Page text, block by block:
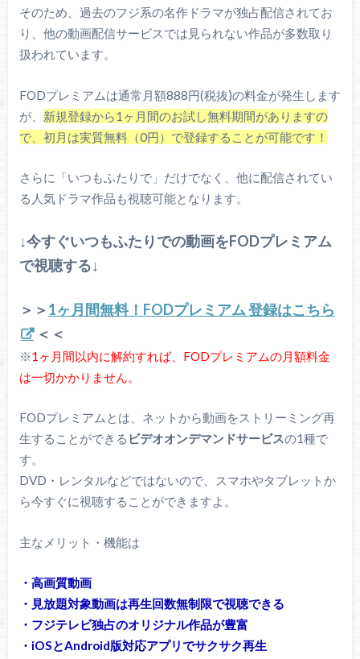
そのため、過去のフジ系の名作ドラマが独占配信されてお
り、他の動画配信サービスでは見られない作品が多数取り
扱われています。
FODプレミアムは通常月額888円(税抜)の料金が発生します
が、 新規登録から1ヶ月間のお試し無料期間がありますの
で、初月は実質無料（0円）で登録することが可能です！
さらに「いつもふたりで」だけでなく、他に配信されてい
る人気ドラマ作品も視聴可能となります。
↓今すぐいつもふたりでの動画をFODプレミアム
で視聴する↓
＞＞ 1ヶ月間無料！FODプレミアム 登録はこちら
＜＜
※1ヶ月間以内に解約すれば、FODプレミアムの月額料金
は一切かかりません。
FODプレミアムとは、ネットから動画をストリーミング再
生することができる ビデオオンデマンドサービスの1種で
す。
DVD・レンタルなどではないので、スマホやタブレットか
ら今すぐに視聴することができますよ。
主なメリット・機能は
・高画質動画
・見放題対象動画は再生回数無制限で視聴できる
・フジテレビ独占のオリジナル作品が豊富
・iOSとAndroid版対応アプリでサクサク再生